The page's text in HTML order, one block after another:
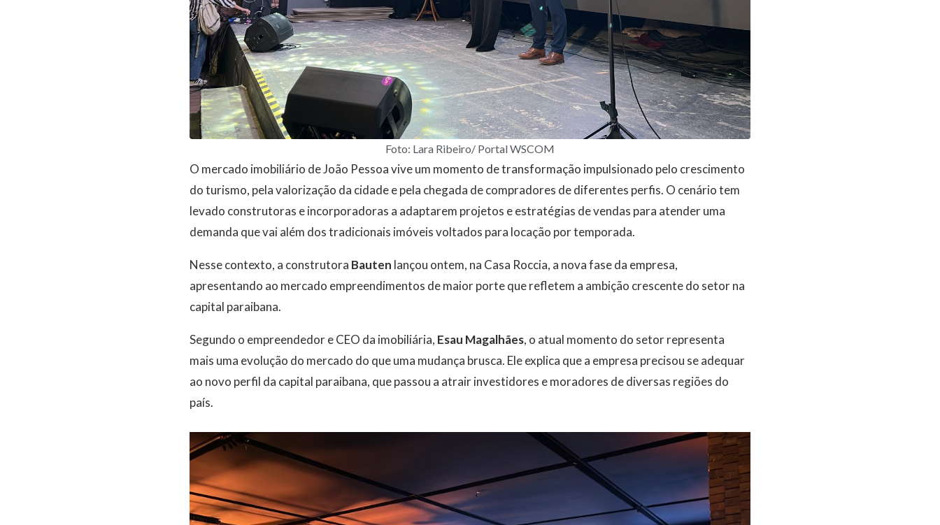
Foto: Lara Ribeiro/ Portal WSCOM
O mercado imobiliário de João Pessoa vive um momento de transformação impulsionado pelo crescimento
do turismo, pela valorização da cidade e pela chegada de compradores de diferentes perfis. O cenário tem
levado construtoras e incorporadoras a adaptarem projetos e estratégias de vendas para atender uma
demanda que vai além dos tradicionais imóveis voltados para locação por temporada.
Nesse contexto, a construtora Bauten lançou ontem, na Casa Roccia, a nova fase da empresa,
apresentando ao mercado empreendimentos de maior porte que refletem a ambição crescente do setor na
capital paraibana.
Segundo o empreendedor e CEO da imobiliária, Esau Magalhães, o atual momento do setor representa
mais uma evolução do mercado do que uma mudança brusca. Ele explica que a empresa precisou se adequar
ao novo perfil da capital paraibana, que passou a atrair investidores e moradores de diversas regiões do
país.